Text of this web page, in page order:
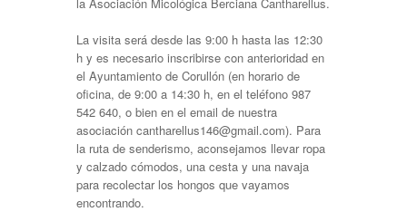
La visita será desde las 9:00 h hasta las 12:30
h y es necesario inscribirse con anterioridad en
el Ayuntamiento de Corullón (en horario de
oficina, de 9:00 a 14:30 h, en el teléfono 987
542 640, o bien en el email de nuestra
asociación cantharellus146@gmail.com). Para
la ruta de senderismo, aconsejamos llevar ropa
y calzado cómodos, una cesta y una navaja
para recolectar los hongos que vayamos
encontrando.